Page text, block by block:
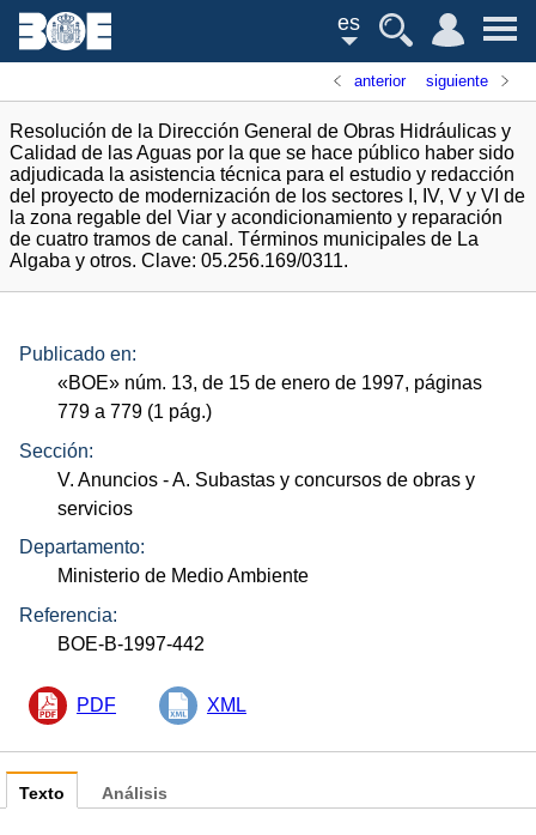
es
anterior siguiente
Resolución de la Dirección General de Obras Hidráulicas y
Calidad de las Aguas por la que se hace público haber sido
adjudicada la asistencia técnica para el estudio y redacción
del proyecto de modernización de los sectores I, IV, V y VI de
la zona regable del Viar y acondicionamiento y reparación
de cuatro tramos de canal. Términos municipales de La
Algaba y otros. Clave: 05.256.169/0311.
Publicado en:
«BOE» núm. 13, de 15 de enero de 1997, páginas
779 a 779 (1 pág.)
Sección:
V. Anuncios - A. Subastas y concursos de obras y
servicios
Departamento:
Ministerio de Medio Ambiente
Referencia:
BOE-B-1997-442
PDF XML
Texto Análisis